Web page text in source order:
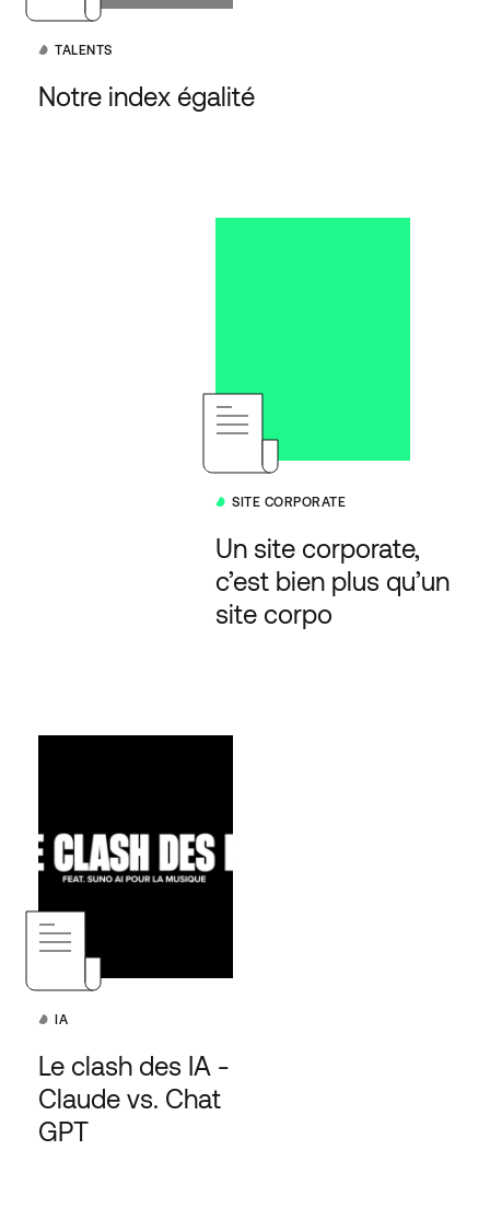
Notre index égalité
TALENTS
Un site corporate,
c’est bien plus qu’un
site corpo
SITE CORPORATE
Le clash des IA -
Claude vs. Chat
GPT
IA